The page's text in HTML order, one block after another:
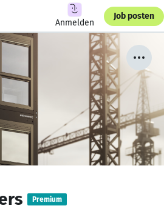
Anmelden
Job posten
Premium